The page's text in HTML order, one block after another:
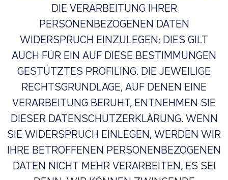
DIE VERARBEITUNG IHRER
PERSONENBEZOGENEN DATEN
WIDERSPRUCH EINZULEGEN; DIES GILT
AUCH FÜR EIN AUF DIESE BESTIMMUNGEN
GESTÜTZTES PROFILING. DIE JEWEILIGE
RECHTSGRUNDLAGE, AUF DENEN EINE
VERARBEITUNG BERUHT, ENTNEHMEN SIE
DIESER DATENSCHUTZERKLÄRUNG. WENN
SIE WIDERSPRUCH EINLEGEN, WERDEN WIR
IHRE BETROFFENEN PERSONENBEZOGENEN
DATEN NICHT MEHR VERARBEITEN, ES SEI